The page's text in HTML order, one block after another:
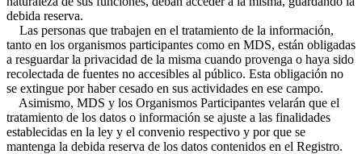
debida reserva.
Las personas que trabajen en el tratamiento de la información,
tanto en los organismos participantes como en MDS, están obligadas
a resguardar la privacidad de la misma cuando provenga o haya sido
recolectada de fuentes no accesibles al público. Esta obligación no
se extingue por haber cesado en sus actividades en ese campo.
Asimismo, MDS y los Organismos Participantes velarán que el
tratamiento de los datos o información se ajuste a las finalidades
establecidas en la ley y el convenio respectivo y por que se
mantenga la debida reserva de los datos contenidos en el Registro.